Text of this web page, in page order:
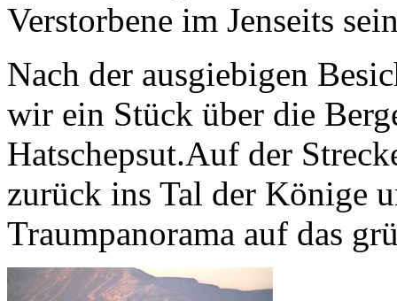
Verstorbene im Jenseits
Nach der ausgiebigen
wir ein Stück über die
Hatschepsut.Auf der
zurück ins Tal der Könige
Traumpanorama auf das